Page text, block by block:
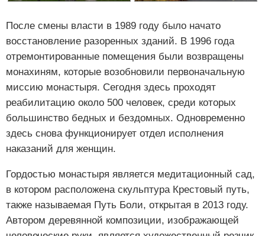
После смены власти в 1989 году было начато
восстановление разоренных зданий. В 1996 года
отремонтированные помещения были возвращены
монахиням, которые возобновили первоначальную
миссию монастыря. Сегодня здесь проходят
реабилитацию около 500 человек, среди которых
большинство бедных и бездомных. Одновременно
здесь снова функционирует отдел исполнения
наказаний для женщин.
Гордостью монастыря является медитационный сад,
в котором расположена скульптура Крестовый путь,
также называемая Путь Боли, открытая в 2013 году.
Автором деревянной композиции, изображающей